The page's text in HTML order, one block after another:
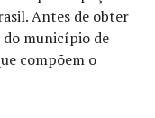
Antes de obter
município de
compõem o